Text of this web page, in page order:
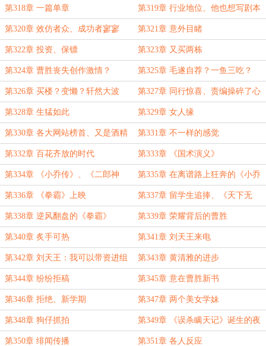
第318章 一篇单章 第319章 行业地位、他也想写剧本
第320章 效仿者众、成功者寥寥 第321章 意外目睹
第322章 投资、保镖 第323章 又买两栋
第324章 曹胜丧失创作激情？ 第325章 毛遂自荐？一鱼三吃？
第326章 买楼？变懒？轩然大波 第327章 同行惊喜、责编操碎了心
第328章 生猛如此 第329章 女人缘
第330章 各大网站榜首、又是酒精
惹得祸
第331章 不一样的感觉
第332章 百花齐放的时代 第333章 《国术演义》
第334章 《小乔传》、《二郎神
传》
第335章 在离谱路上狂奔的《小乔
传》
第336章 《拳霸》上映 第337章 留学生追捧、《天下无
贼》上映
第338章 逆风翻盘的《拳霸》 第339章 荣耀背后的曹胜
第340章 炙手可热 第341章 刘天王来电
第342章 刘天王：我可以带资进组 第343章 黄清雅的进步
第344章 纷纷拒稿 第345章 意在曹胜新书
第346章 拒绝、新学期 第347章 两个美女学妹
第348章 狗仔抓拍 第349章 《误杀瞒天记》诞生的夜
晚
第350章 绯闻传播 第351章 各人反应